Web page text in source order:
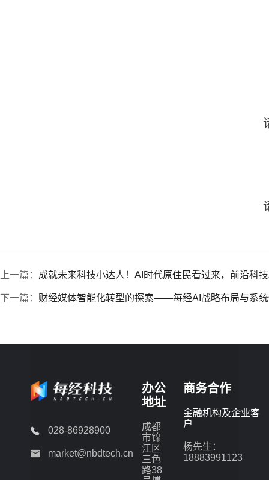
上一篇： 成就未来科技小达人！AI时代原住民看过来，前沿科
下一篇： 财经媒体智能化转型的探索——每经AI战略布局与系
028-86928900
market@nbdtech.cn
办公
地址
成都
市锦
江区
三色
路38
商务合作
金融机构及企业客
户
杨先生：
18883991123